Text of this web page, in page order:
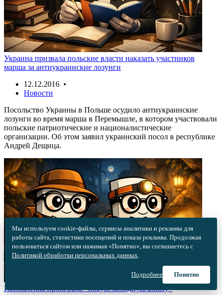
Украина призвала польские власти наказать участников
марша за антиукраинские лозунги
12.12.2016 •
Новости
Посольство Украины в Польше осудило антиукраинские
лозунги во время марша в Перемышле, в котором участвовали
польские патриотические и националистические
организации. Об этом заявил украинский посол в республике
Андрей Дещица.
Прибалтика проиграла «новую холодную войну»
Мы используем cookie-файлы, сервисы аналитики и рекламы для
работы сайта, статистики посещений и показа рекламы. Продолжая
пользоваться сайтом или нажимая «Понятно», вы соглашаетесь с
Политикой обработки персональных данных.
Подробнее Понятно